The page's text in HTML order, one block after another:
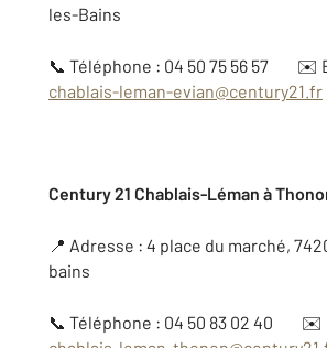
les-Bains
📞 Téléphone : 04 50 75 56 57 ✉️
chablais-leman-evian@century21.fr
Century 21 Chablais-Léman à
📍 Adresse : 4 place du marché,
bains
📞 Téléphone : 04 50 83 02 40 ✉️